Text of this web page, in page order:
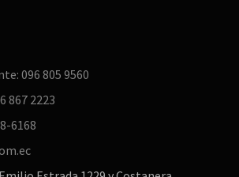
096 805 9560
867 2223
6168